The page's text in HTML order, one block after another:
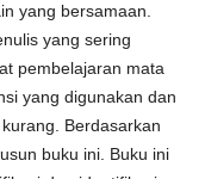
yang bersamaan.
yang sering
pembelajaran mata
yang digunakan dan
Berdasarkan
buku ini. Buku ini